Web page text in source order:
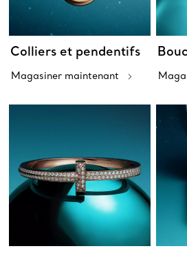
Colliers et pendentifs
Magasiner maintenant